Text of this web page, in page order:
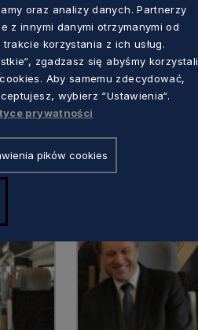
oraz analizy danych. Partnerzy
z innymi danymi otrzymanymi od
korzystania z ich usług.
zgadzasz się abyśmy korzystali
Aby samemu zdecydować,
wybierz “Ustawienia“.
prywatności
pików cookies